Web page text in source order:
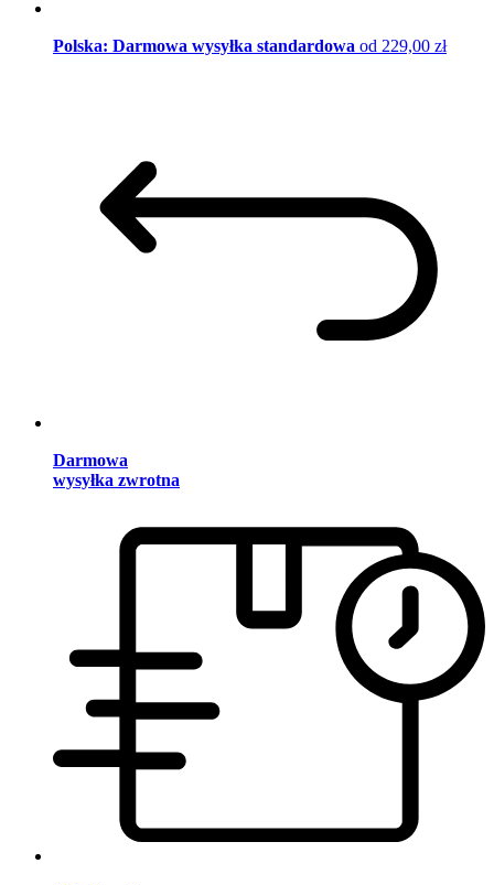
Polska: Darmowa wysyłka standardowa od 229,00 zł
Darmowa
wysyłka zwrotna